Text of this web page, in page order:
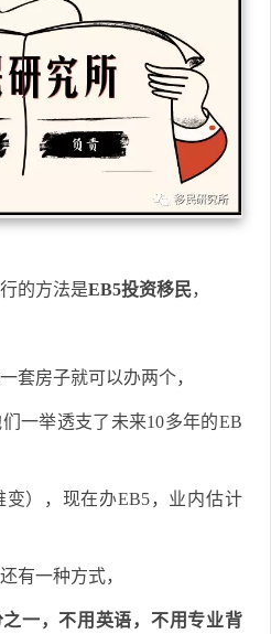
的方法是EB5投资移民，
套房子就可以办两个，
一举透支了未来10多年的EB
），现在办EB5，业内估计
有一种方式，
一，不用英语，不用专业背